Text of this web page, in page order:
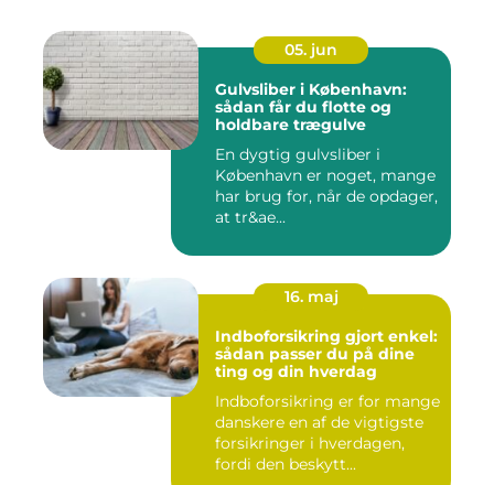
05. jun
Gulvsliber i København:
sådan får du flotte og
holdbare trægulve
En dygtig gulvsliber i
København er noget, mange
har brug for, når de opdager,
at tr&ae...
16. maj
Indboforsikring gjort enkel:
sådan passer du på dine
ting og din hverdag
Indboforsikring er for mange
danskere en af de vigtigste
forsikringer i hverdagen,
fordi den beskytt...